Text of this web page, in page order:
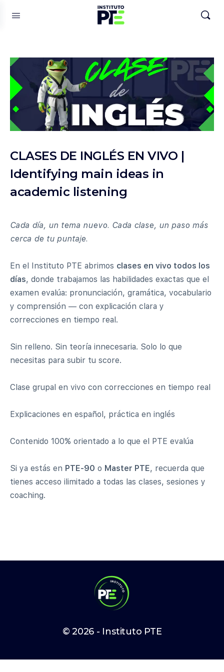
CLASES DE INGLÉS EN VIVO |
Identifying main ideas in
academic listening
Cada día, un tema nuevo. Cada clase, un paso más
cerca de tu puntaje.
En el Instituto PTE abrimos clases en vivo todos los
días, donde trabajamos las habilidades exactas que el
examen evalúa: pronunciación, gramática, vocabulario
y comprensión — con explicación clara y
correcciones en tiempo real.
Sin relleno. Sin teoría innecesaria. Solo lo que
necesitas para subir tu score.
Clase grupal en vivo con correcciones en tiempo real
Explicaciones en español, práctica en inglés
Contenido 100% orientado a lo que el PTE evalúa
Si ya estás en PTE-90 o Master PTE, recuerda que
tienes acceso ilimitado a todas las clases, sesiones y
coaching.
© 2026 - Instituto PTE